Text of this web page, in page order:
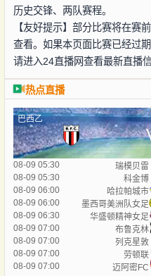
历史交锋、两队赛程。
【友好提示】部分比赛将在赛
查看。如果本页面比赛已经过
请进入24直播网查看最新直播信
热点直播
巴西乙
08-09 05:30 瑞模贝雷
08-09 05:30
科金博
08-09 06:00
哈拉帕城市
08-09 06:00
墨西哥美洲队女足
08-09 06:30
华盛顿精神女足
08-09 07:00
布鲁克林
08-09 07:00
列克星敦
08-09 07:00
劳顿联
08-09 07:00
迈阿密FC